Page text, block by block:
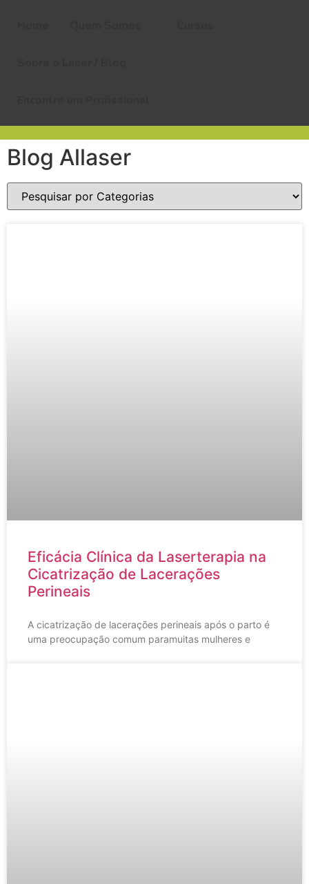
Blog Allaser
Eficácia Clínica da Laserterapia na
Cicatrização de Lacerações
Perineais
A cicatrização de lacerações perineais após o parto é
uma preocupação comum paramuitas mulheres e